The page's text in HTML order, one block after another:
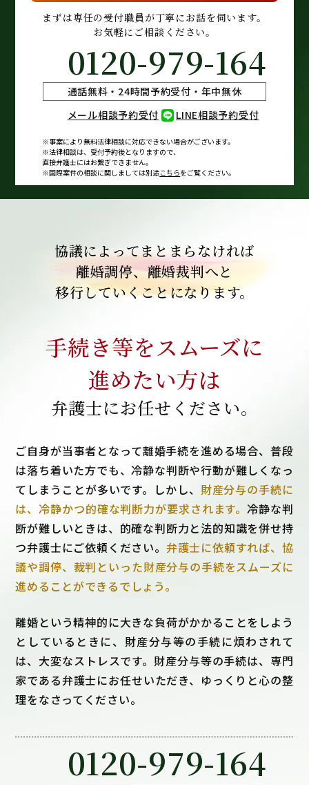
まずは専任の受付職員が丁寧にお話を伺います。
お気軽にご相談ください。
0120-979-164
通話無料・24時間予約受付・年中無休
メール相談予約受付
LINE相談予約受付
※事案により無料法律相談に対応できない場合がございます。
※法律相談は、受付予約後となりますので、
直接弁護士にはお繋ぎできません。
※国際案件の相談に関しましては別途こちらをご覧ください。
協議によってまとまらなければ
離婚調停、離婚裁判へと
移行していくことになります。
手続き等をスムーズに
進めたい方は
弁護士にお任せください。
ご自身が当事者となって離婚手続を進める場合、普段
は落ち着いた方でも、冷静な判断や行動が難しくなっ
てしまうことが多いです。しかし、 財産分与の手続に
は、冷静かつ的確な判断力が要求されます。冷静な判
断が難しいときは、的確な判断力と法的知識を併せ持
つ弁護士にご依頼ください。 弁護士に依頼すれば、協
議や調停、裁判といった財産分与の手続をスムーズに
進めることができるでしょう。
離婚という精神的に大きな負荷がかかることをしよう
としているときに、財産分与等の手続に煩わされて
は、大変なストレスです。財産分与等の手続は、専門
家である弁護士にお任せいただき、ゆっくりと心の整
理をなさってください。
0120-979-164